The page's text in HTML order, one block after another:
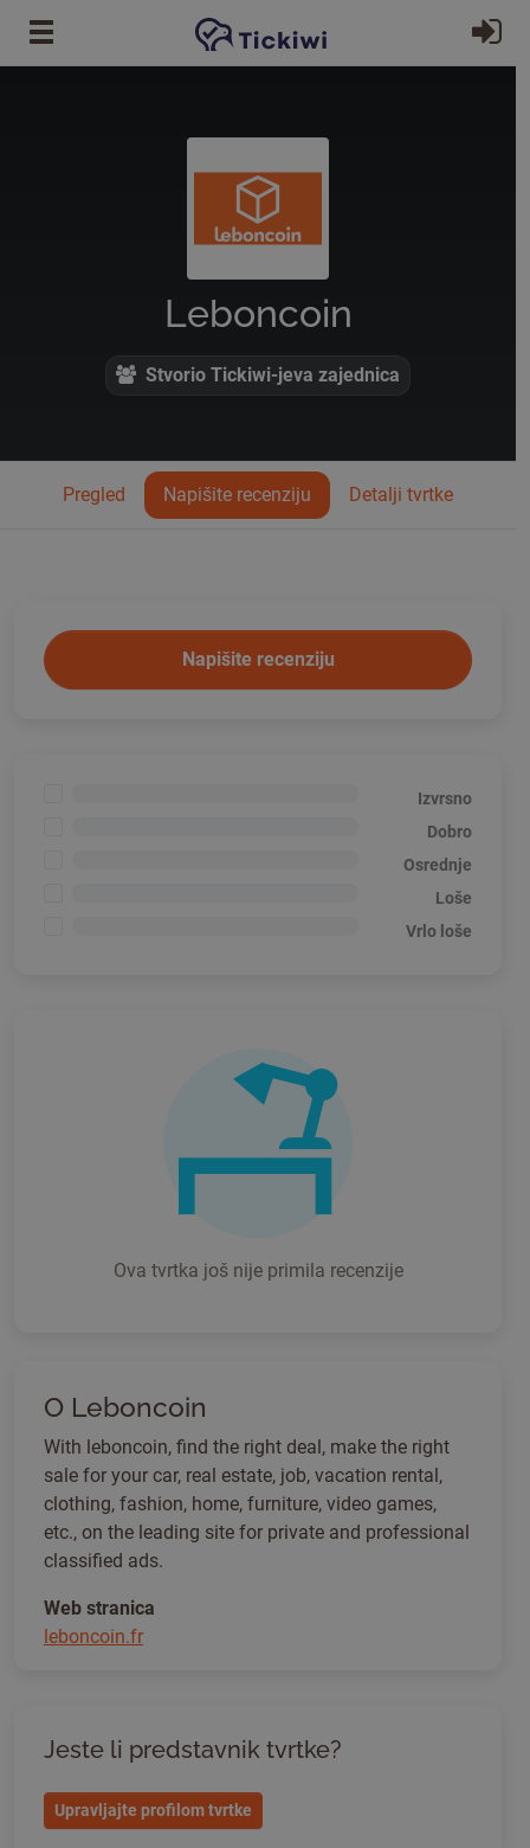
Preskoči na glavni sadržaj
Leboncoin
Stvorio Tickiwi-jeva zajednica
Pregled Napišite recenziju Detalji tvrtke
Napišite recenziju
Izvrsno
Dobro
Osrednje
Loše
Vrlo loše
Ova tvrtka još nije primila recenzije
O Leboncoin
With leboncoin, find the right deal, make the right
sale for your car, real estate, job, vacation rental,
clothing, fashion, home, furniture, video games,
etc., on the leading site for private and professional
classified ads.
Web stranica
leboncoin.fr
Jeste li predstavnik tvrtke?
Upravljajte profilom tvrtke